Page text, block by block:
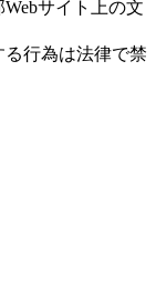
サイト上の文
行為は法律で禁